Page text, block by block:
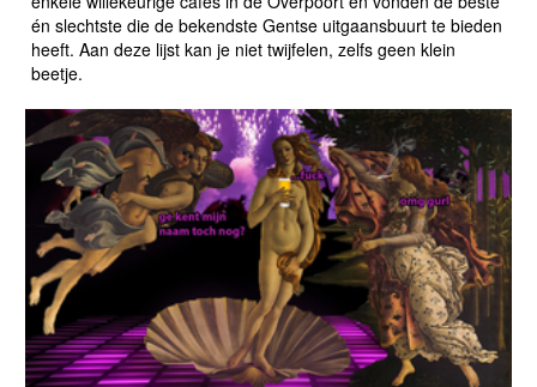
én slechtste die de bekendste Gentse uitgaansbuurt te bieden
heeft. Aan deze lijst kan je niet twijfelen, zelfs geen klein
beetje.